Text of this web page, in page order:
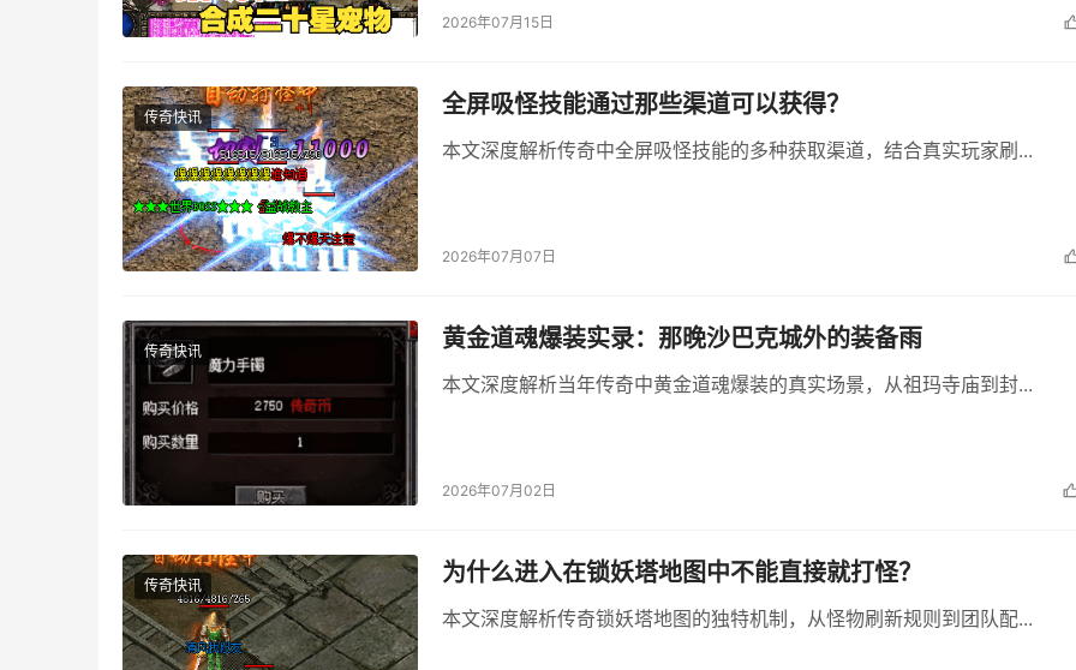
2026年07月15日
传奇快讯 全屏吸怪技能通过那些渠道可以获得？
本文深度解析传奇中全屏吸怪技能的多种获取渠道，结合真实玩家刷...
2026年07月07日
传奇快讯 黄金道魂爆装实录：那晚沙巴克城外的装备雨
本文深度解析当年传奇中黄金道魂爆装的真实场景，从祖玛寺庙到封...
2026年07月02日
传奇快讯 为什么进入在锁妖塔地图中不能直接就打怪？
本文深度解析传奇锁妖塔地图的独特机制，从怪物刷新规则到团队配...